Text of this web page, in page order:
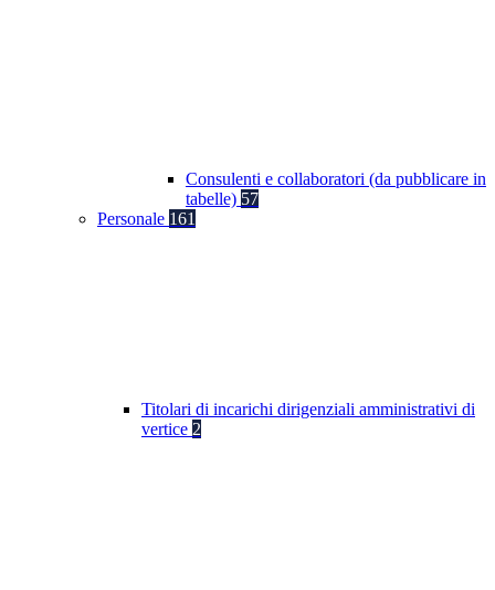
Consulenti e collaboratori (da pubblicare in
tabelle) 57
Personale 161
Titolari di incarichi dirigenziali amministrativi di
vertice 2